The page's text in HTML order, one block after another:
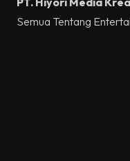
Semua Tentang